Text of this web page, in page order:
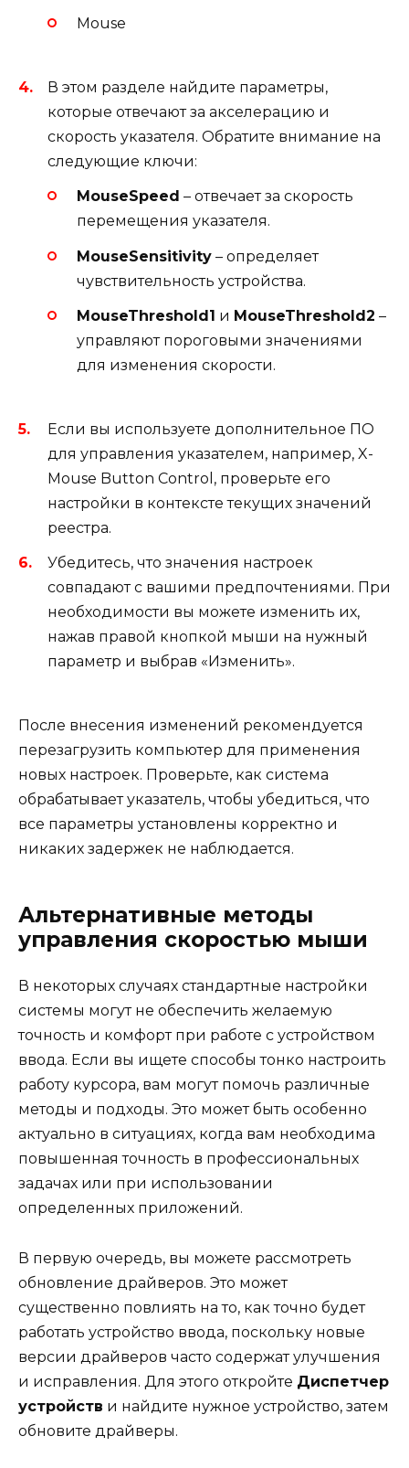
Mouse
В этом разделе найдите параметры,
которые отвечают за акселерацию и
скорость указателя. Обратите внимание на
следующие ключи:
MouseSpeed – отвечает за скорость
перемещения указателя.
MouseSensitivity – определяет
чувствительность устройства.
MouseThreshold1 и MouseThreshold2 –
управляют пороговыми значениями
для изменения скорости.
Если вы используете дополнительное ПО
для управления указателем, например, X-
Mouse Button Control, проверьте его
настройки в контексте текущих значений
реестра.
Убедитесь, что значения настроек
совпадают с вашими предпочтениями. При
необходимости вы можете изменить их,
нажав правой кнопкой мыши на нужный
параметр и выбрав «Изменить».
После внесения изменений рекомендуется
перезагрузить компьютер для применения
новых настроек. Проверьте, как система
обрабатывает указатель, чтобы убедиться, что
все параметры установлены корректно и
никаких задержек не наблюдается.
Альтернативные методы
управления скоростью мыши
В некоторых случаях стандартные настройки
системы могут не обеспечить желаемую
точность и комфорт при работе с устройством
ввода. Если вы ищете способы тонко настроить
работу курсора, вам могут помочь различные
методы и подходы. Это может быть особенно
актуально в ситуациях, когда вам необходима
повышенная точность в профессиональных
задачах или при использовании
определенных приложений.
В первую очередь, вы можете рассмотреть
обновление драйверов. Это может
существенно повлиять на то, как точно будет
работать устройство ввода, поскольку новые
версии драйверов часто содержат улучшения
и исправления. Для этого откройте Диспетчер
устройств и найдите нужное устройство, затем
обновите драйверы.